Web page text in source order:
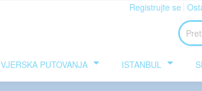
Registrujte se
VJERSKA PUTOVANJA ISTANBUL